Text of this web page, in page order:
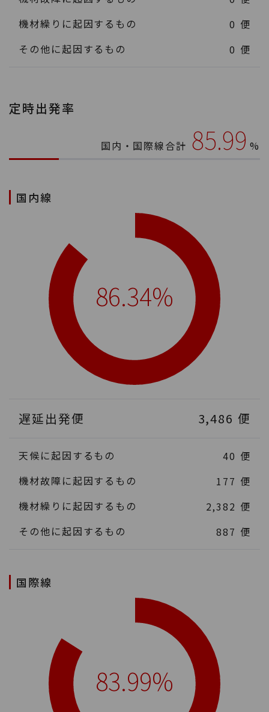
機材繰りに起因するもの
0 便
その他に起因するもの
0 便
定時出発率
国内・国際線合計 85.99 %
国内線
86.34%
遅延出発便 3,486 便
天候に起因するもの 40 便
機材故障に起因するもの
177 便
機材繰りに起因するもの
2,382 便
その他に起因するもの
887 便
国際線
83.99%